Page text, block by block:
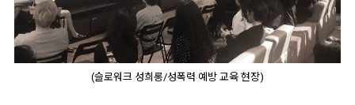
(슬로워크 성희롱/성폭력 예방 교육 현장)